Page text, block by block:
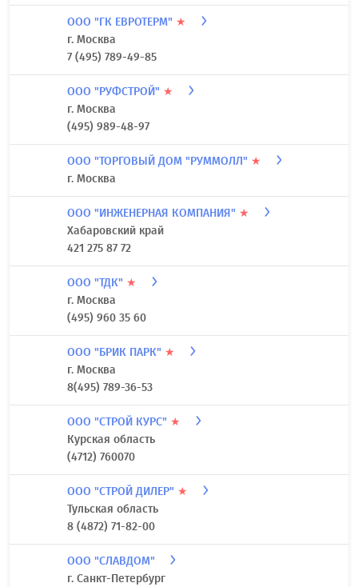
ООО "ГК ЕВРОТЕРМ" ★
г. Москва
7 (495) 789-49-85
ООО "РУФСТРОЙ" ★
г. Москва
(495) 989-48-97
ООО "ТОРГОВЫЙ ДОМ "РУММОЛЛ" ★
г. Москва
ООО "ИНЖЕНЕРНАЯ КОМПАНИЯ" ★
Хабаровский край
421 275 87 72
ООО "ТДК" ★
г. Москва
(495) 960 35 60
ООО "БРИК ПАРК" ★
г. Москва
8(495) 789-36-53
ООО "СТРОЙ КУРС" ★
Курская область
(4712) 760070
ООО "СТРОЙ ДИЛЕР" ★
Тульская область
8 (4872) 71-82-00
ООО "СЛАВДОМ"
г. Санкт-Петербург